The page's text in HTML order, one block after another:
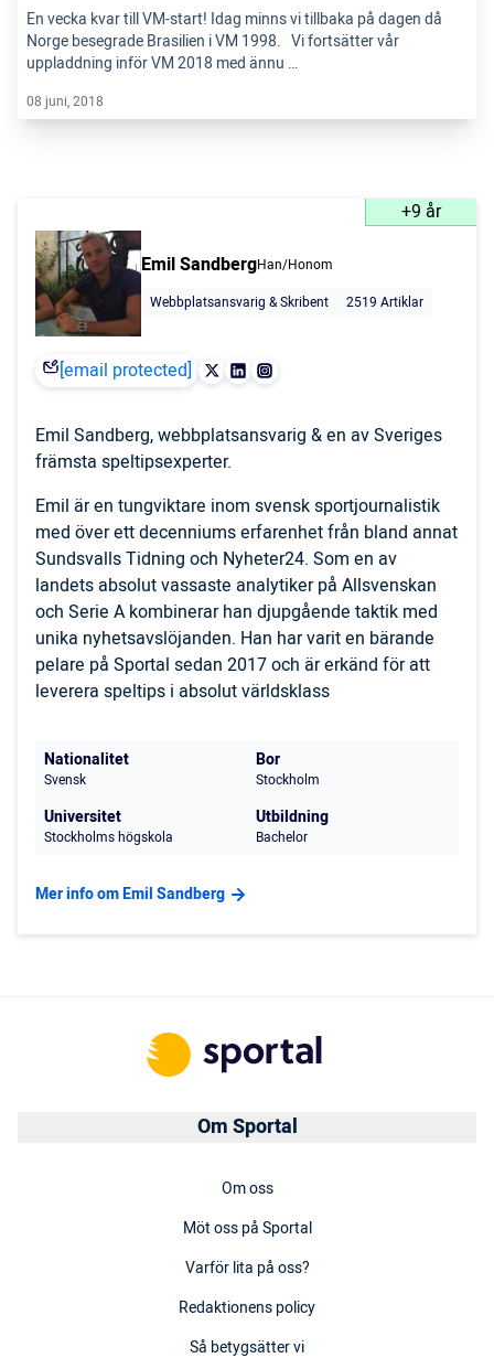
En vecka kvar till VM-start! Idag minns vi tillbaka på dagen då
Norge besegrade Brasilien i VM 1998. Vi fortsätter vår
uppladdning inför VM 2018 med ännu …
08 juni, 2018
+9 år
Emil SandbergHan/Honom
Webbplatsansvarig & Skribent
2519 Artiklar
[email protected]
Emil Sandberg, webbplatsansvarig & en av Sveriges
främsta speltipsexperter.
Emil är en tungviktare inom svensk sportjournalistik
med över ett decenniums erfarenhet från bland annat
Sundsvalls Tidning och Nyheter24. Som en av
landets absolut vassaste analytiker på Allsvenskan
och Serie A kombinerar han djupgående taktik med
unika nyhetsavslöjanden. Han har varit en bärande
pelare på Sportal sedan 2017 och är erkänd för att
leverera speltips i absolut världsklass
Nationalitet
Svensk
Bor
Stockholm
Universitet
Stockholms högskola
Utbildning
Bachelor
Mer info om Emil Sandberg
Om Sportal
Om oss
Möt oss på Sportal
Varför lita på oss?
Redaktionens policy
Så betygsätter vi